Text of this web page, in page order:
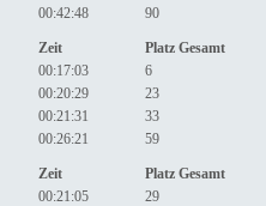
00:42:48 90
Zeit
Platz Gesamt
00:17:03
6
00:20:29
23
00:21:31
33
00:26:21 59
Zeit
Platz Gesamt
00:21:05
29